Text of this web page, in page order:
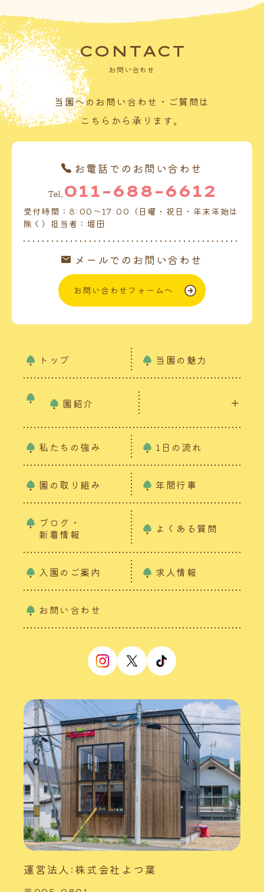
CONTACT
お問い合わせ
当園へのお問い合わせ・ご質問は
こちらから承ります。
お電話でのお問い合わせ
Tel. 011-688-6612
受付時間：8:00～17:00（日曜・祝日・年末年始は
除く）担当者：堀田
メールでのお問い合わせ
お問い合わせフォームへ
トップ 当園の魅力
園紹介
私たちの強み 1日の流れ
園の取り組み 年間行事
ブログ・
新着情報
よくある質問
入園のご案内 求人情報
お問い合わせ
運営法人:株式会社よつ葉